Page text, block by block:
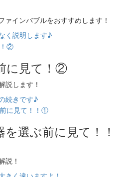
ァインバブルをおすすめします！
く説明します♪
に見て！②
説します！
続きです♪
選ぶ前に見て！！
説！